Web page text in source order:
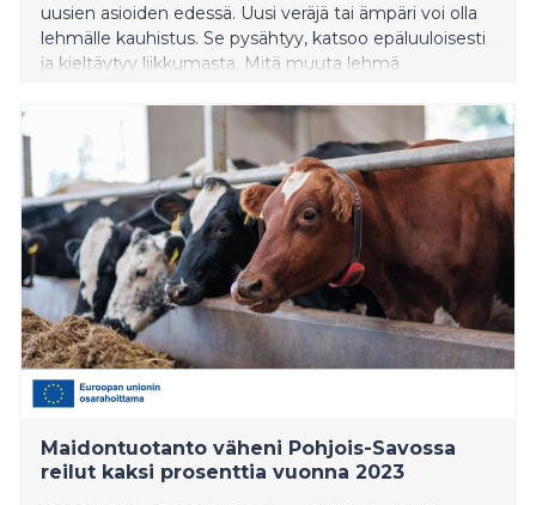
uusien asioiden edessä. Uusi veräjä tai ämpäri voi olla
lehmälle kauhistus. Se pysähtyy, katsoo epäluuloisesti
ja kieltäytyy liikkumasta. Mitä muuta lehmä
oivan tilaisuuden ottaa asiasta selvää ja seurata
lehmien reaktioita hämmästyksestä ilotteluun.
Lehmät päästetään laitumelle 25.5. Muhoksella,
Pohjois-Pohjanmaalla ja 29.5. Lohtajalla, Keski-
Pohjanmaalla.
Maidontuotanto väheni Pohjois-Savossa
reilut kaksi prosenttia vuonna 2023